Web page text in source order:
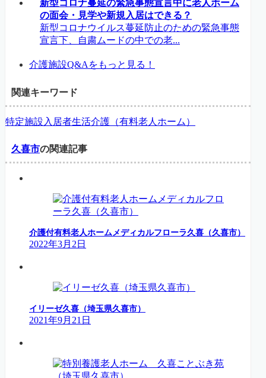
新型コロナ蔓延の緊急事態宣言中に老人ホーム
の面会・見学や新規入居はできる？
新型コロナウイルス蔓延防止のための緊急事態
宣言下、自粛ムードの中での老...
介護施設Q&Aをもっと見る！
関連キーワード
特定施設入居者生活介護（有料老人ホーム）
久喜市の関連記事
介護付有料老人ホームメディカルフローラ久喜（久喜市）
2022年3月2日
イリーゼ久喜（埼玉県久喜市）
2021年9月21日